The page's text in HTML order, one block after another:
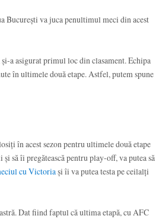
București va juca penultimul meci din acest
și-a asigurat primul loc din clasament. Echipa
în ultimele două etape. Astfel, putem spune
în acest sezon pentru ultimele două etape
să îi pregătească pentru play-off, va putea să
cu Victoria și îi va putea testa pe ceilalți
Dat fiind faptul că ultima etapă, cu AFC